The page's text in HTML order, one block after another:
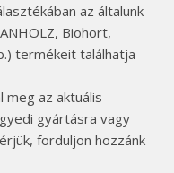
az általunk
Biohort,
termékeit találhatja
meg az aktuális
gyártásra vagy
forduljon hozzánk